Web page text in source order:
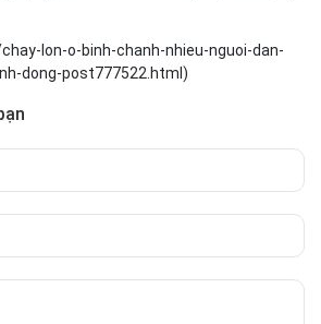
lon-o-binh-chanh-nhieu-nguoi-dan-
dong-post777522.html)